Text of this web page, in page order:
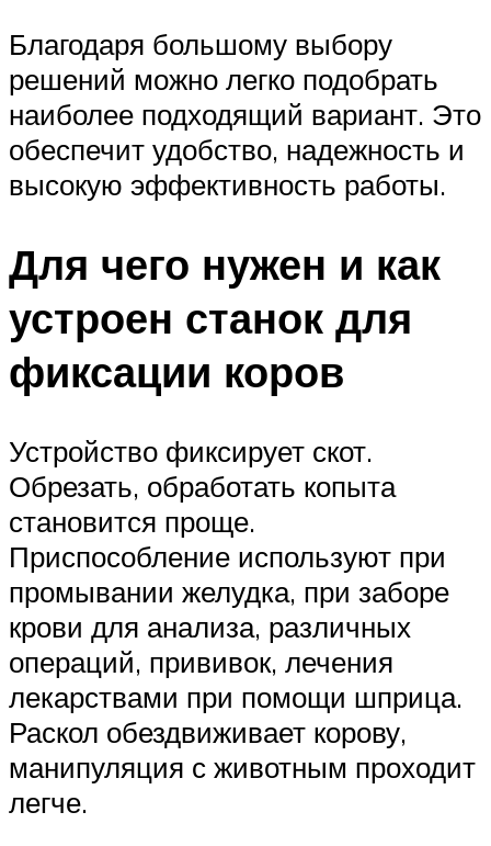
Благодаря большому выбору
решений можно легко подобрать
наиболее подходящий вариант. Это
обеспечит удобство, надежность и
высокую эффективность работы.
Для чего нужен и как
устроен станок для
фиксации коров
Устройство фиксирует скот.
Обрезать, обработать копыта
становится проще.
Приспособление используют при
промывании желудка, при заборе
крови для анализа, различных
операций, прививок, лечения
лекарствами при помощи шприца.
Раскол обездвиживает корову,
манипуляция с животным проходит
легче.